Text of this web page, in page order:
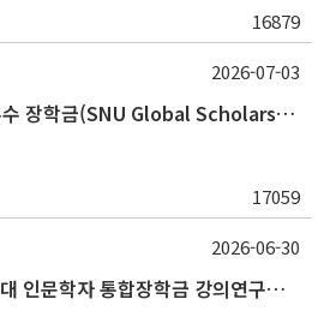
16879
2026-2학기 글로벌초우수 장학금(SNU Global Scholarship, GS) 신청 안내(~7/12 23:00)
17059
2026-07-03
2026학년도 2학기 차세대 인문학자 통합장학금 강의연구조교 선발 안내(~7/8)
2026-06-30